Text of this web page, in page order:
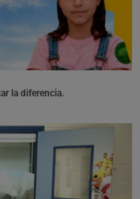
la diferencia.